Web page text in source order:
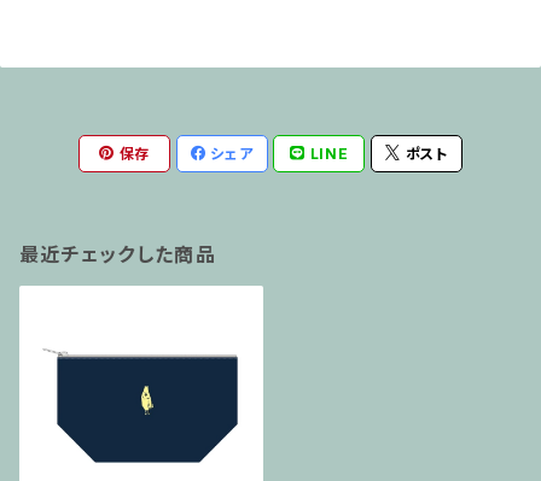
保存 シェア LINE ポスト
最近チェックした商品